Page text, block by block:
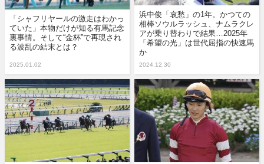
「シャフリヤールの激走はわかっ
ていた」本物だけが知る有馬記念
裏事情。そして“金杯”で再現され
る波乱の結末とは？
2025.01.02
浜中俊「哀愁」の1年。かつての
相棒ソウルラッシュ、ナムラクレ
アが乗り替わりで結果…2025年
「希望の光」は世代屈指の快速馬
か
2024.12.30